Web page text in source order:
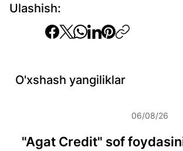
Ulashish:
O'xshash yangiliklar
"Agat Credit" sof
06/08/26